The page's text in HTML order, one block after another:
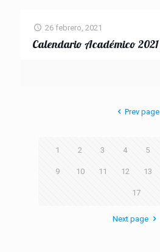
26 febrero, 2021
Calendario Académico 2021
Prev page
1 2 3 4 5
9 10 11 12 13
17
Next page